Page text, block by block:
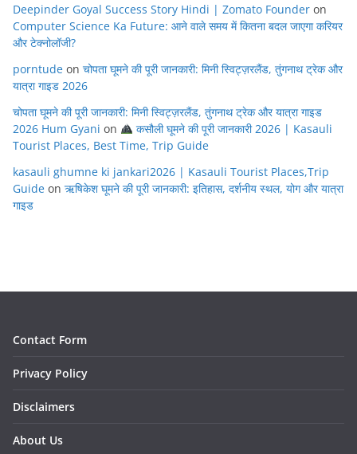
Deepinder Goyal Success Story Hindi | Zomato Founder on
Computer Science Ka Future: आने वाले समय में कितना बदल जाएगा करियर
और टेक्नोलॉजी?
porntude on चोपता घूमने की पूरी जानकारी: मिनी स्विट्ज़रलैंड, तुंगनाथ ट्रेक और
यात्रा गाइड 2026
चोपता घूमने की पूरी जानकारी: मिनी स्विट्ज़रलैंड, तुंगनाथ ट्रेक और यात्रा गाइड
2026 Hum Gyani on
कसौली घूमने की पूरी जानकारी 2026 | Kasauli
Tourist Places, Best Time, Trip Guide
kasauli ghumne ki jankari2026 | Kasauli Tourist Places,Trip
Guide on ऋषिकेश घूमने की पूरी जानकारी: इतिहास, दर्शनीय स्थल, योग और यात्रा
गाइड
Contact Form
Privacy Policy
Disclaimers
About Us